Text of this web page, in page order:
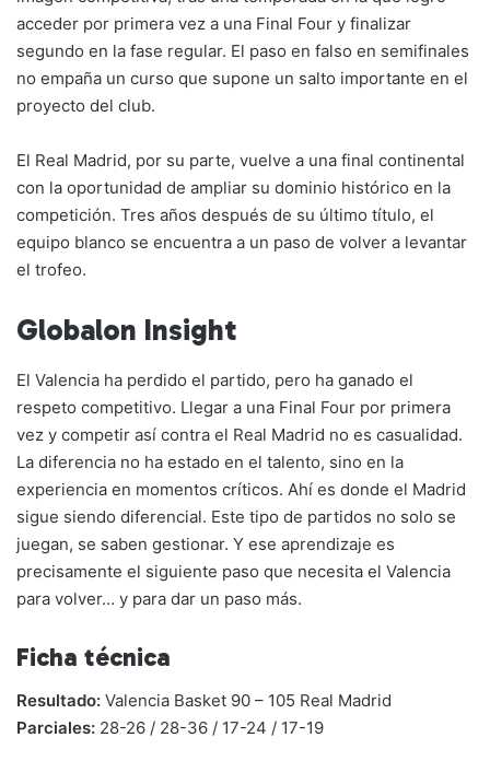
acceder por primera vez a una Final Four y finalizar
segundo en la fase regular. El paso en falso en semifinales
no empaña un curso que supone un salto importante en el
proyecto del club.
El Real Madrid, por su parte, vuelve a una final continental
con la oportunidad de ampliar su dominio histórico en la
competición. Tres años después de su último título, el
equipo blanco se encuentra a un paso de volver a levantar
el trofeo.
Globalon Insight
El Valencia ha perdido el partido, pero ha ganado el
respeto competitivo. Llegar a una Final Four por primera
vez y competir así contra el Real Madrid no es casualidad.
La diferencia no ha estado en el talento, sino en la
experiencia en momentos críticos. Ahí es donde el Madrid
sigue siendo diferencial. Este tipo de partidos no solo se
juegan, se saben gestionar. Y ese aprendizaje es
precisamente el siguiente paso que necesita el Valencia
para volver… y para dar un paso más.
Ficha técnica
Resultado: Valencia Basket 90 – 105 Real Madrid
Parciales: 28-26 / 28-36 / 17-24 / 17-19